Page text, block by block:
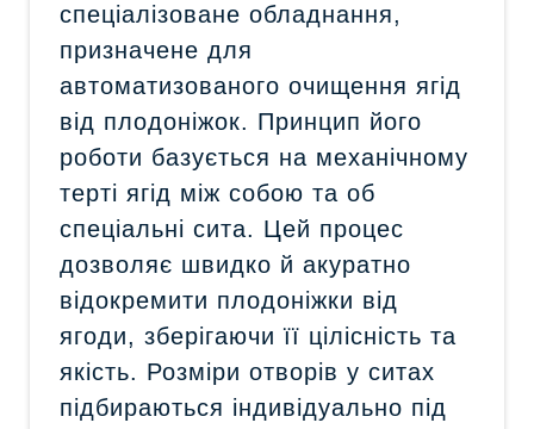
спеціалізоване обладнання,
призначене для
автоматизованого очищення ягід
від плодоніжок. Принцип його
роботи базується на механічному
терті ягід між собою та об
спеціальні сита. Цей процес
дозволяє швидко й акуратно
відокремити плодоніжки від
ягоди, зберігаючи її цілісність та
якість. Розміри отворів у ситах
підбираються індивідуально під